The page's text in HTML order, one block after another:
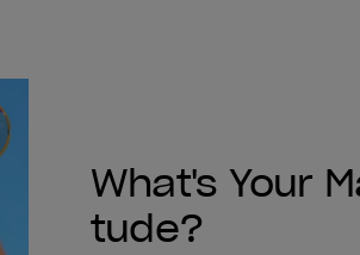
What's Your
tude?